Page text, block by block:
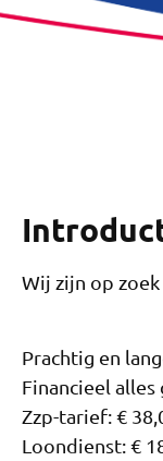
Wij zijn op
Prachtig en
Financieel
Zzp-tarief: €
Loondienst: €